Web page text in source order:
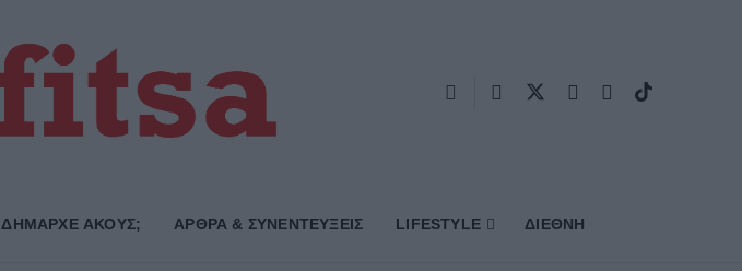
ΔΗΜΑΡΧE ΑΚΟΥΣ; ΑΡΘΡΑ & ΣΥΝΕΝΤΕΥΞΕΙΣ LIFESTYLE ΔΙΕΘΝΗ